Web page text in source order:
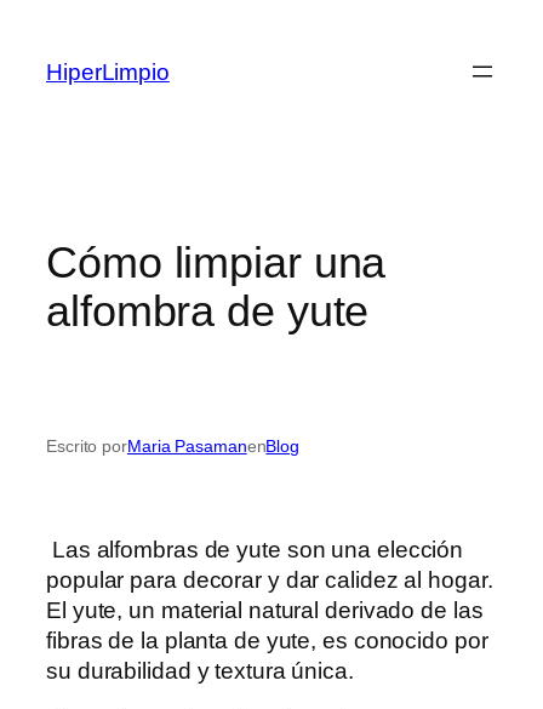
contenido
HiperLimpio
Cómo limpiar una
alfombra de yute
Escrito porMaria PasamanenBlog
Las alfombras de yute son una elección
popular para decorar y dar calidez al hogar.
El yute, un material natural derivado de las
fibras de la planta de yute, es conocido por
su durabilidad y textura única.